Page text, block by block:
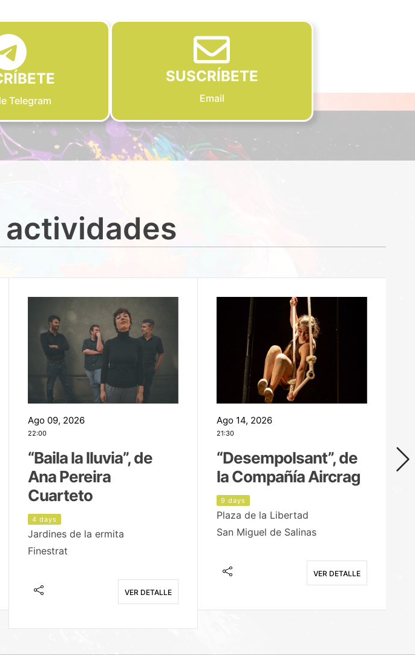
Telegram
SUSCRÍBETE
Email
Ago 09, 2026
22:00
“Baila la lluvia”, de
Ana Pereira
Cuarteto
4 days
Jardines de la ermita
Finestrat
VER DETALLE
Ago 14, 2026
21:30
“Desempolsant”, de
la Compañía Aircrag
9 days
Plaza de la Libertad
San Miguel de Salinas
VER DETALLE